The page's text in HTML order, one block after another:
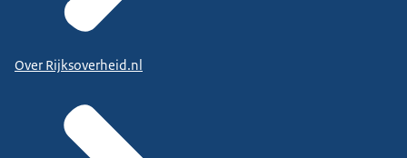
Over Rijksoverheid.nl